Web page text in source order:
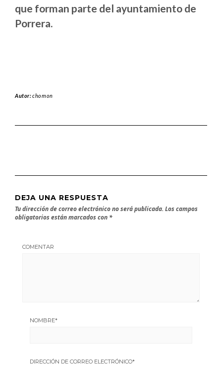
que forman parte del ayuntamiento de
Porrera.
Autor:chomon
DEJA UNA RESPUESTA
Tu dirección de correo electrónico no será publicada. Los campos
obligatorios están marcados con *
COMENTAR
NOMBRE*
DIRECCIÓN DE CORREO ELECTRÓNICO*